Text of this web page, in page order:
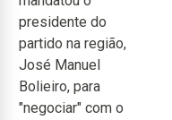
presidente do
partido na região,
José Manuel
Bolieiro, para
"negociar" com o